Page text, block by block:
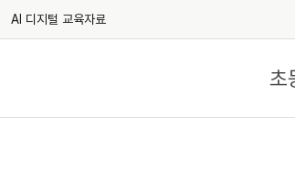
AI 디지털 교육자료
초